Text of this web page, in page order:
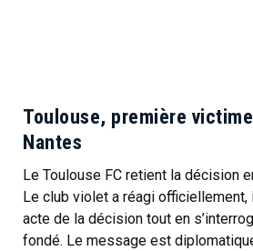
Toulouse, première
Nantes
Le Toulouse FC retient la décision
Le club violet a réagi officiellement,
acte de la décision tout en
fondé. Le message est